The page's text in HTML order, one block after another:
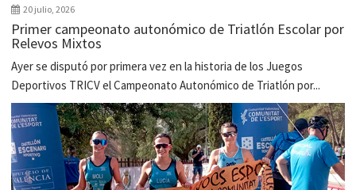
20 julio, 2026
Primer campeonato autonómico de Triatlón Escolar por
Relevos Mixtos
Ayer se disputó por primera vez en la historia de los Juegos
Deportivos TRICV el Campeonato Autonómico de Triatlón por...